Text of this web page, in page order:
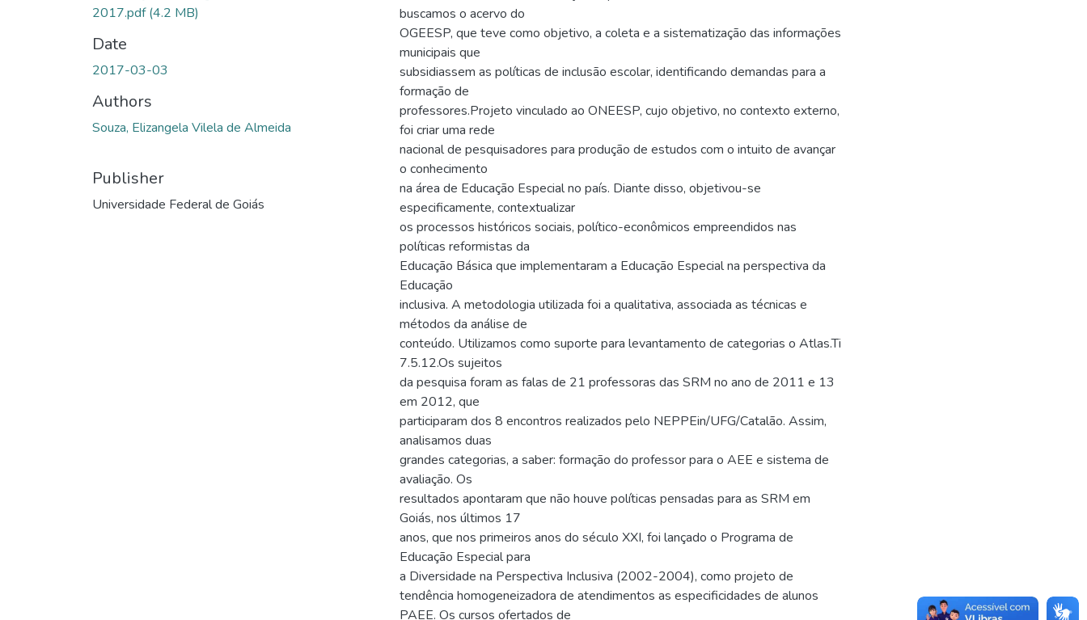
2017.pdf(4.2 MB)
Date
2017-03-03
Authors
Souza, Elizangela Vilela de Almeida
Publisher
Universidade Federal de Goiás
buscamos o acervo do
OGEESP, que teve como objetivo, a coleta e a sistematização das informações
municipais que
subsidiassem as políticas de inclusão escolar, identificando demandas para a
formação de
professores.Projeto vinculado ao ONEESP, cujo objetivo, no contexto externo,
foi criar uma rede
nacional de pesquisadores para produção de estudos com o intuito de avançar
o conhecimento
na área de Educação Especial no país. Diante disso, objetivou-se
especificamente, contextualizar
os processos históricos sociais, político-econômicos empreendidos nas
políticas reformistas da
Educação Básica que implementaram a Educação Especial na perspectiva da
Educação
inclusiva. A metodologia utilizada foi a qualitativa, associada as técnicas e
métodos da análise de
conteúdo. Utilizamos como suporte para levantamento de categorias o Atlas.Ti
7.5.12.Os sujeitos
da pesquisa foram as falas de 21 professoras das SRM no ano de 2011 e 13
em 2012, que
participaram dos 8 encontros realizados pelo NEPPEin/UFG/Catalão. Assim,
analisamos duas
grandes categorias, a saber: formação do professor para o AEE e sistema de
avaliação. Os
resultados apontaram que não houve políticas pensadas para as SRM em
Goiás, nos últimos 17
anos, que nos primeiros anos do século XXI, foi lançado o Programa de
Educação Especial para
a Diversidade na Perspectiva Inclusiva (2002-2004), como projeto de
tendência homogeneizadora de atendimentos as especificidades de alunos
PAEE. Os cursos ofertados de